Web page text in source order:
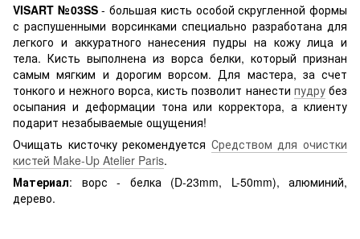
VISART №03SS- большая кисть особой скругленной формы
с распушенными ворсинками специально разработана для
легкого и аккуратного нанесения пудры на кожу лица и
тела. Кисть выполнена из ворса белки, который признан
самым мягким и дорогим ворсом. Для мастера, за счет
тонкого и нежного ворса, кисть позволит нанести пудрубез
осыпания и деформации тона или корректора, а клиенту
подарит незабываемые ощущения!
Очищать кисточку рекомендуется Средством для очистки
кистей Make-Up Atelier Paris.
Материал: ворс - белка (D-23mm, L-50mm), алюминий,
дерево.